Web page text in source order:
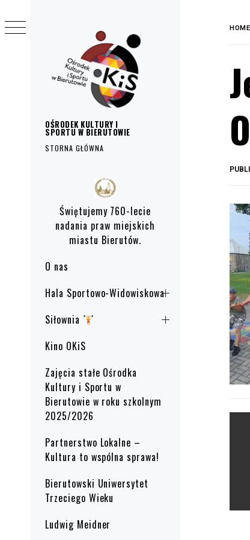
OŚRODEK KULTURY I
SPORTU W BIERUTOWIE
STORNA GŁÓWNA
Świętujemy 760-lecie
nadania praw miejskich
miastu Bierutów.
O nas
Hala Sportowo-Widowiskowa
Siłownia
Kino OKiS
Zajęcia stałe Ośrodka
Kultury i Sportu w
Bierutowie w roku szkolnym
2025/2026
Partnerstwo Lokalne –
Kultura to wspólna sprawa!
Bierutowski Uniwersytet
Trzeciego Wieku
Ludwig Meidner
HOME